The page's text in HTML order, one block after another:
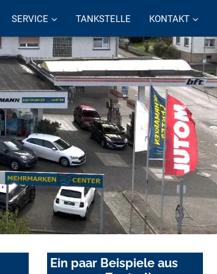
SERVICE TANKSTELLE KONTAKT
Ein paar Beispiele aus